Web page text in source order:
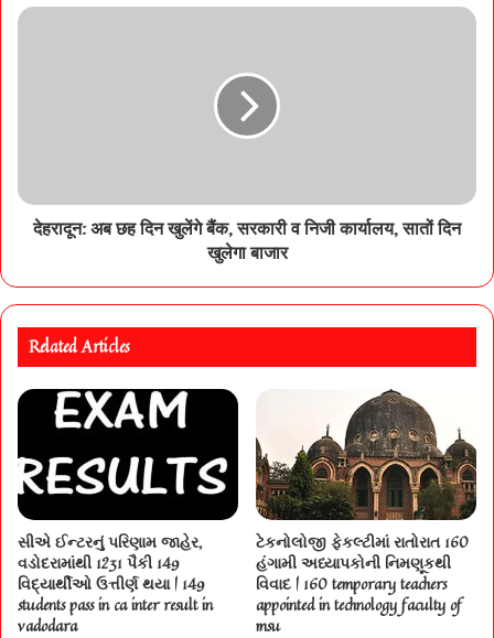
देहरादून: अब छह दिन खुलेंगे बैंक, सरकारी व निजी कार्यालय, सातों दिन
खुलेगा बाजार
Related Articles
સીએ ઈન્ટરનું પરિણામ જાહેર,
વડોદરામાંથી 1231 પૈકી 149
વિદ્યાર્થીઓ ઉત્તીર્ણ થયા | 149
students pass in ca inter result in
vadodara
ટેકનોલોજી ફેકલ્ટીમાં રાતોરાત 160
હંગામી અધ્યાપકોની નિમણૂકથી
વિવાદ | 160 temporary teachers
appointed in technology faculty of
msu